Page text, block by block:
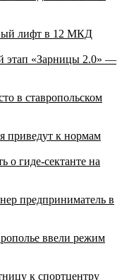
лифт в 12 МКД
этап «Зарницы 2.0» —
в ставропольском
приведут к нормам
о гиде-сектанте на
предприниматель в
ввели режим
к спортцентру